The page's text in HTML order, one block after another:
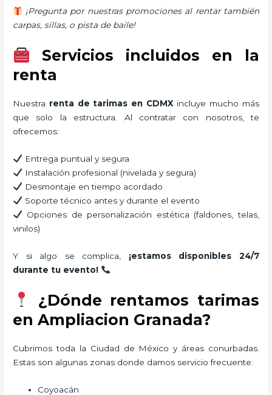
¡Pregunta por nuestras promociones al rentar también
carpas, sillas, o pista de baile!
Servicios incluidos en la
renta
Nuestra renta de tarimas en CDMXincluye mucho más
que solo la estructura. Al contratar con nosotros, te
ofrecemos:
Entrega puntual y segura
Instalación profesional (nivelada y segura)
Desmontaje en tiempo acordado
Soporte técnico antes y durante el evento
Opciones de personalización estética (faldones, telas,
vinilos)
Y si algo se complica, ¡estamos disponibles 24/7
durante tu evento!
¿Dónde rentamos tarimas
en Ampliacion Granada?
Cubrimos toda la Ciudad de México y áreas conurbadas.
Estas son algunas zonas donde damos servicio frecuente:
Coyoacán